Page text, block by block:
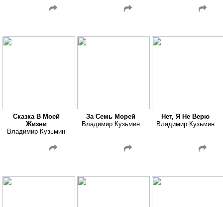
Сказка В Моей
Жизни
Владимир Кузьмин
За Семь Морей
Владимир Кузьмин
Нет, Я Не Верю
Владимир Кузьмин